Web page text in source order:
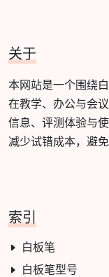
关于
本网站是一个围绕
在教学、办公与会
信息、评测体验与
减少试错成本，避
索引
白板笔
白板笔型号